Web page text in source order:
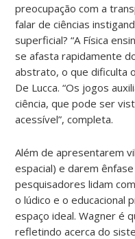
preocupação com a
falar de ciências
superficial? “A Física
se afasta rapidamente
abstrato, o que dificulta
De Lucca. “Os jogos
ciência, que pode ser
acessível”, completa.
Além de apresentarem
espacial) e darem
pesquisadores lidam
o lúdico e o educacional
espaço ideal. Wagner é
refletindo acerca do